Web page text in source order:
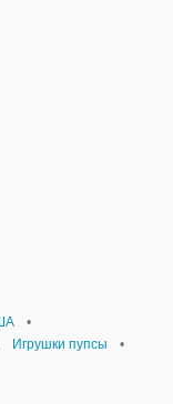
•
Игрушки пупсы
•